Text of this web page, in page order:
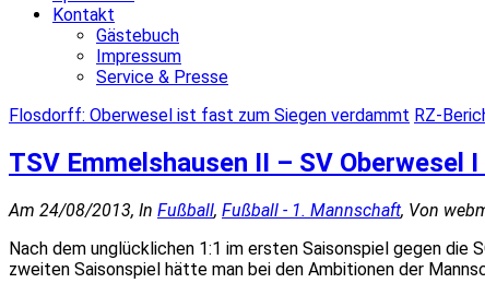
Kontakt
Gästebuch
Impressum
Service & Presse
Flosdorff: Oberwesel ist fast zum Siegen verdammt RZ-
TSV Emmelshausen II – SV Oberwesel
Am 24/08/2013, In Fußball, Fußball - 1. Mannschaft, Von
Nach dem unglücklichen 1:1 im ersten Saisonspiel gegen die
zweiten Saisonspiel hätte man bei den Ambitionen der